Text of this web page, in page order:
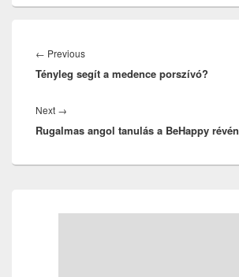
navigáció
← PreviousPrevious
post:
Tényleg segít a medence porszívó?
Next →
post:
Rugalmas angol tanulás a BeHappy révén